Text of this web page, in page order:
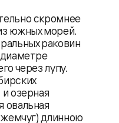
скромнее
южных морей.
раковин
через лупу.
озерная
овальная
длинною